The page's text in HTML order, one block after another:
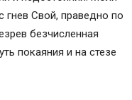
гнев Свой, праведно по
безчисленная
покаяния и на стезе